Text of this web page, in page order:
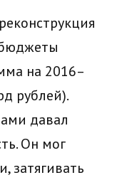
на 2016–
рублей).
давал
Он мог
затягивать